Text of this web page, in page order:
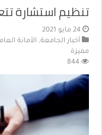
تنظيم استشارة
24 مايو 2021
أخبار الجامعة, الأمانة
مميزة
844